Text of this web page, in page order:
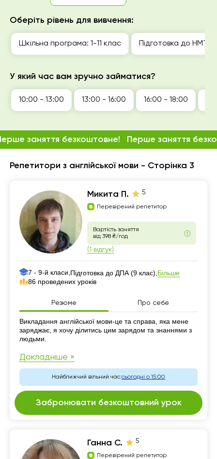
Репетитори з англійської мови - Сторінка 3
Микита П. 5
Перевірений репетитор
Вартість заняття
від 398 ₴/год
(1 відгук)
7 - 9-й класи, Підготовка до ДПА (9 клас), Більше
86 проведених уроків
Резюме Про себе
Резюме
Викладання англійської мови-це та справа, яка мене
заряджає, я хочу ділитись цим зарядом та знаннями з
людьми.
Докладніше »
Найближчий вільний час:сьогодні о 15:00
Забронювати безкоштовний урок
Ганна С. 5
Перевірений репетитор
заняття безкоштовне! Перше заняття
Оберіть рівень для вивчення:
Шкільна програма: 1-11 клас Підготовка до НМТ
У який час вам зручно займатися?
10:00 - 13:00 13:00 - 16:00 16:00 - 18:00